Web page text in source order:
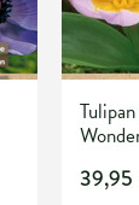
39,95